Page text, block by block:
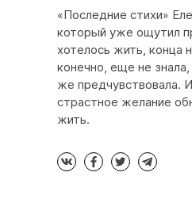
«Последние стихи»
который уже ощутил
хотелось жить, конца
конечно, еще не
же предчувствовала.
страстное желание
жить.